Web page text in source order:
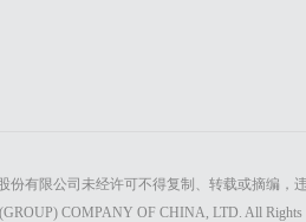
股份有限公司未经许可不得复制、转载或摘编，
COMPANY OF CHINA, LTD. All Rights